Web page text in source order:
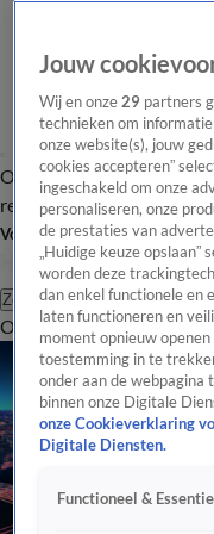
Overzicht Laatste nieuws
redactie
Volg Hart van Nederland
Zoeken
OverzichtRegio
Jouw
Wij en onze29 partners
technieken om
onze website(s), jouw
cookies accepteren”
ingeschakeld om onze
personaliseren, onze
de prestaties van
„Huidige keuze
worden deze
dan enkel functionele en
laten functioneren en
moment opnieuw
toestemming in te
onder aan de webpagina
binnen onze Digitale
onze Cookieverklaring
Digitale Diensten.
Functioneel &